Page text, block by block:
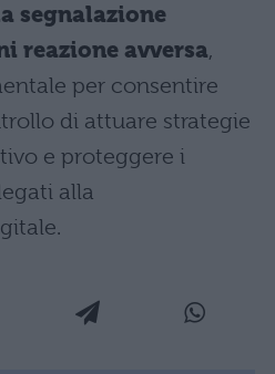
segnalazione
reazione avversa,
per consentire
di attuare strategie
e proteggere i
alla